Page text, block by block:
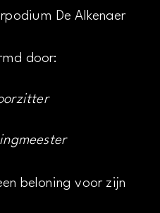
De Alkenaer
door:
beloning voor zijn